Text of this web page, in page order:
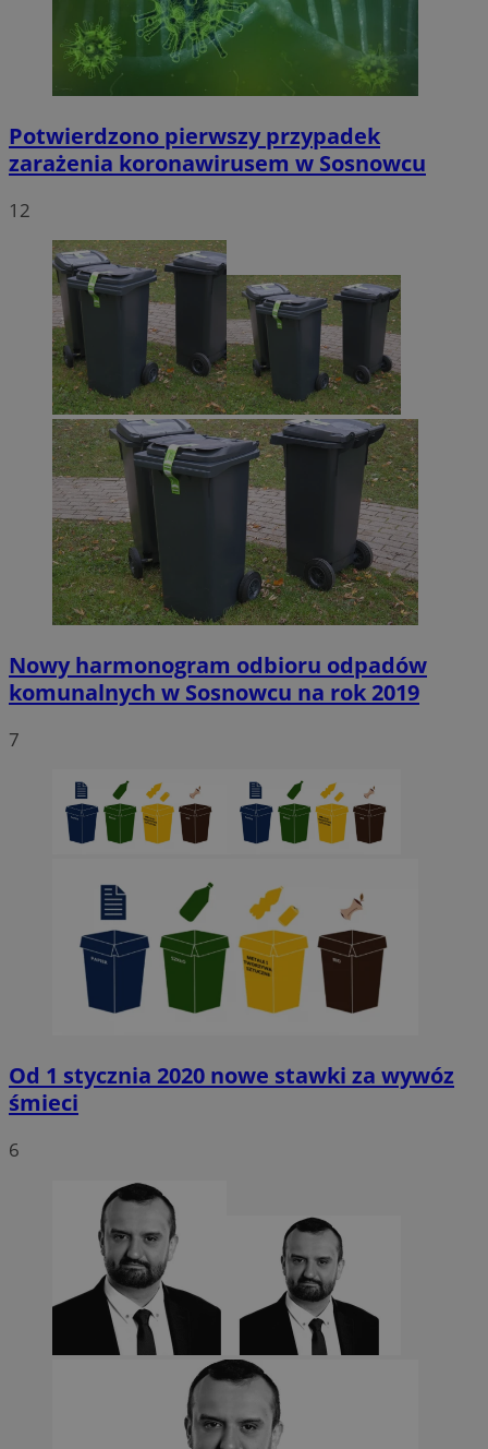
Potwierdzono pierwszy przypadek
zarażenia koronawirusem w Sosnowcu
12
Nowy harmonogram odbioru odpadów
komunalnych w Sosnowcu na rok 2019
7
Od 1 stycznia 2020 nowe stawki za wywóz
śmieci
6